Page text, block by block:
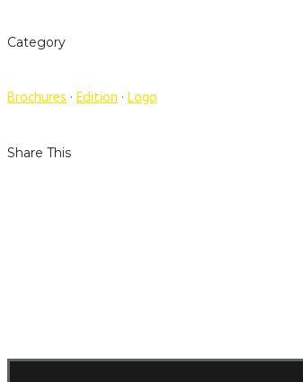
Category
Brochures · Edition · Logo
Share This